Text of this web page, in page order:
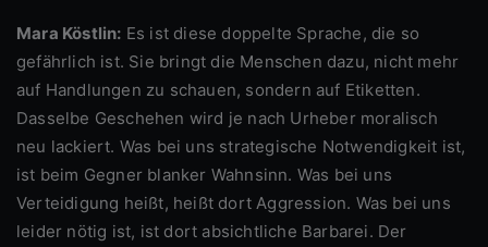
Mara Köstlin: Es ist diese doppelte Sprache, die so
gefährlich ist. Sie bringt die Menschen dazu, nicht mehr
auf Handlungen zu schauen, sondern auf Etiketten.
Dasselbe Geschehen wird je nach Urheber moralisch
neu lackiert. Was bei uns strategische Notwendigkeit ist,
ist beim Gegner blanker Wahnsinn. Was bei uns
Verteidigung heißt, heißt dort Aggression. Was bei uns
leider nötig ist, ist dort absichtliche Barbarei. Der